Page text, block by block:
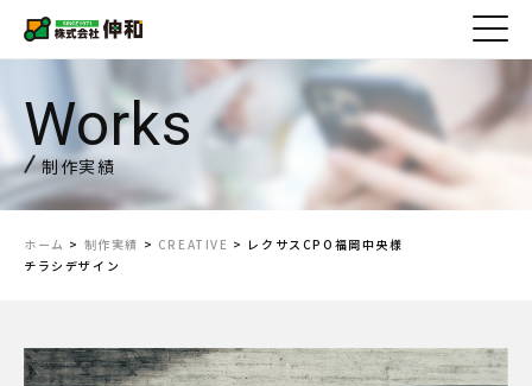
制作実績
ホーム > 制作実績 > CREATIVE > レクサスCPO福岡中央様
チラシデザイン